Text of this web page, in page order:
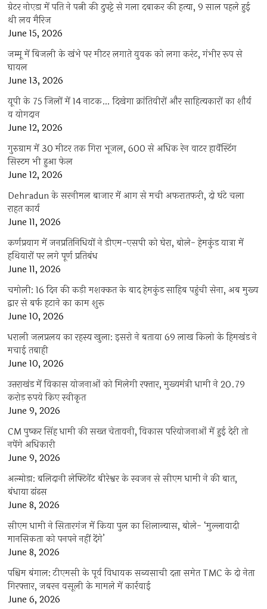
ग्रेटर नोएडा में पति ने पत्नी की दुपट्टे से गला दबाकर की हत्या, 9 साल पहले हुई
थी लव मैरिज
June 15, 2026
जम्मू में बिजली के खंभे पर मीटर लगाते युवक को लगा करंट, गंभीर रूप से
घायल
June 13, 2026
यूपी के 75 जिलों में 14 नाटक… दिखेगा क्रांतिवीरों और साहित्यकारों का शौर्य
व योगदान
June 12, 2026
गुरुग्राम में 30 मीटर तक गिरा भूजल, 600 से अधिक रेन वाटर हार्वेस्टिंग
सिस्टम भी हुआ फेल
June 12, 2026
Dehradun के सरनीमल बाजार में आग से मची अफरातफरी, दो घंटे चला
राहत कार्य
June 11, 2026
कर्णप्रयाग में जनप्रतिनिधियों ने डीएम-एसपी को घेरा, बोले- हेमकुंड यात्रा में
हथियारों पर लगे पूर्ण प्रतिबंध
June 11, 2026
चमोली: 16 दिन की कड़ी मशक्कत के बाद हेमकुंड साहिब पहुंची सेना, अब मुख्य
द्वार से बर्फ हटाने का काम शुरू
June 10, 2026
धराली जलप्रलय का रहस्य खुला: इसरो ने बताया 69 लाख किलो के हिमखंड ने
मचाई तबाही
June 10, 2026
उत्तराखंड में विकास योजनाओं को मिलेगी रफ्तार, मुख्यमंत्री धामी ने 20.79
करोड़ रुपये किए स्वीकृत
June 9, 2026
CM पुष्कर सिंह धामी की सख्त चेतावनी, विकास परियोजनाओं में हुई देरी तो
नपेंगे अधिकारी
June 9, 2026
अल्मोड़ा: बलिदानी लेफ्टिनेंट बीरेश्वर के स्वजन से सीएम धामी ने की बात,
बंधाया ढांढस
June 8, 2026
सीएम धामी ने सितारगंज में किया पुल का शिलान्यास, बोले- ‘मुल्लावादी
मानसिकता को पनपने नहीं देंगे’
June 8, 2026
पश्चिम बंगाल: टीएमसी के पूर्व विधायक सब्यसाची दत्ता समेत TMC के दो नेता
गिरफ्तार, जबरन वसूली के मामले में कार्रवाई
June 6, 2026